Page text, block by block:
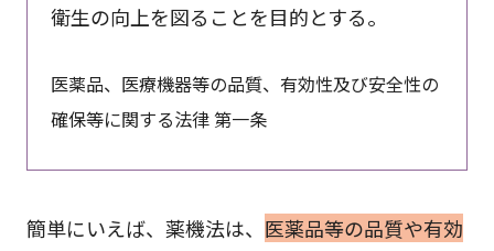
衛生の向上を図ることを目的とする。
医薬品、医療機器等の品質、有効性及び安全性の
確保等に関する法律 第一条
簡単にいえば、薬機法は、 医薬品等の品質や有効